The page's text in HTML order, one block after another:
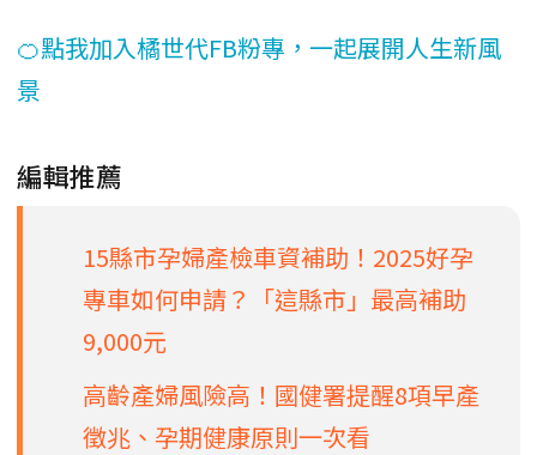
🍊點我加入橘世代FB粉專，一起展開人生新風
景
編輯推薦
15縣市孕婦產檢車資補助！2025好孕
專車如何申請？「這縣市」最高補助
9,000元
高齡產婦風險高！國健署提醒8項早產
徵兆、孕期健康原則一次看